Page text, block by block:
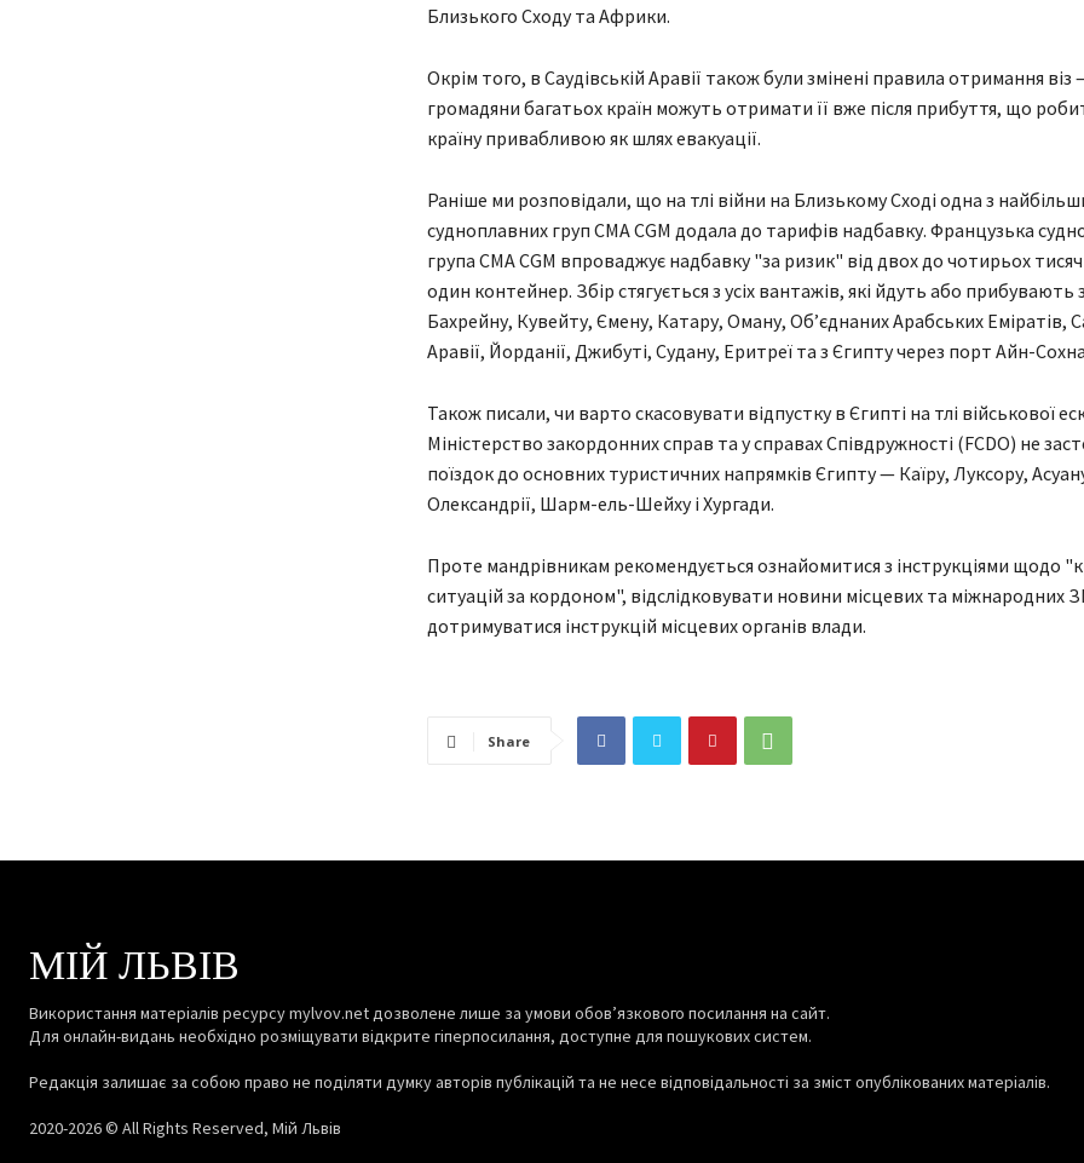
Близького Сходу та Африки.
Окрім того, в Саудівській Аравії також були змінені правила отримання віз
громадяни багатьох країн можуть отримати її вже після прибуття, що
країну привабливою як шлях евакуації.
Раніше ми розповідали, що на тлі війни на Близькому Сході одна з
судноплавних груп CMA CGM додала до тарифів надбавку. Французька
група CMA CGM впроваджує надбавку "за ризик" від двох до чотирьох тисяч
один контейнер. Збір стягується з усіх вантажів, які йдуть або прибувають
Бахрейну, Кувейту, Ємену, Катару, Оману, Об’єднаних Арабських Еміратів,
Аравії, Йорданії, Джибуті, Судану, Еритреї та з Єгипту через порт Айн-
Також писали, чи варто скасовувати відпустку в Єгипті на тлі військової
Міністерство закордонних справ та у справах Співдружності (FCDO) не
поїздок до основних туристичних напрямків Єгипту — Каїру, Луксору,
Олександрії, Шарм-ель-Шейху і Хургади.
Проте мандрівникам рекомендується ознайомитися з інструкціями щодо
ситуацій за кордоном", відслідковувати новини місцевих та міжнародних
дотримуватися інструкцій місцевих органів влади.
Share
МІЙ ЛЬВІВ
Використання матеріалів ресурсу mylvov.net дозволене лише за умови обов’язкового посилання на сайт.
Для онлайн-видань необхідно розміщувати відкрите гіперпосилання, доступне для пошукових систем.
Редакція залишає за собою право не поділяти думку авторів публікацій та не несе відповідальності за зміст опублікованих матеріалів.
2020-2026 © All Rights Reserved, Мій Львів